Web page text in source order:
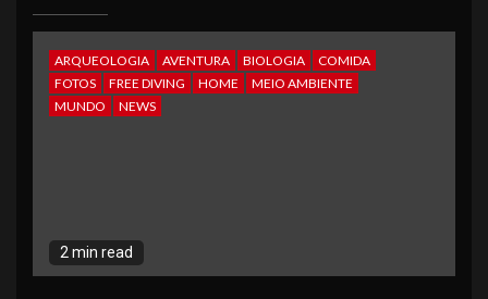
ARQUEOLOGIA AVENTURA BIOLOGIA
COMIDA
FOTOS
FREE DIVING HOME
MEIO AMBIENTE
MUNDO
NEWS
2 min read